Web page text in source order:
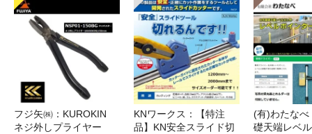
フジ矢㈱：KUROKIN
ネジ外しプライヤー
KNワークス：【特注
品】KN安全スライド切
(有)わたな
礎天端レベ